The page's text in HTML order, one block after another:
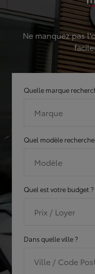
Ne manquez pas
Quelle marque
Marque
Quel modèle
Modèle
Quel est votre budget ?
Prix / Loyer
Dans quelle ville ?
Ville / Code